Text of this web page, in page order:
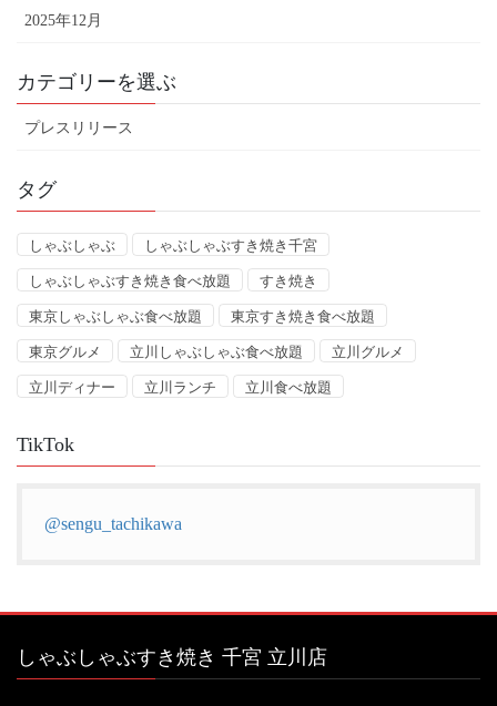
2025年12月
カテゴリーを選ぶ
プレスリリース
タグ
しゃぶしゃぶ しゃぶしゃぶすき焼き千宮
しゃぶしゃぶすき焼き食べ放題 すき焼き
東京しゃぶしゃぶ食べ放題 東京すき焼き食べ放題
東京グルメ 立川しゃぶしゃぶ食べ放題 立川グルメ
立川ディナー 立川ランチ 立川食べ放題
TikTok
@sengu_tachikawa
しゃぶしゃぶすき焼き 千宮 立川店